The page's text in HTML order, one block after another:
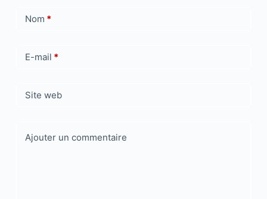
Nom *
E-mail *
Site web
Ajouter un commentaire